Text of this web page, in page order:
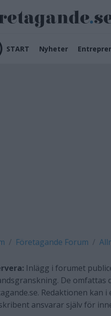
START Nyheter
Företagande Forum
Inlägg i forumet
De
Redaktionen kan
ansvarar själv för